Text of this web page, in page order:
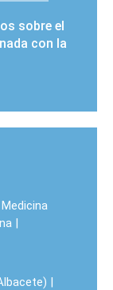
sobre el
con la
|
|